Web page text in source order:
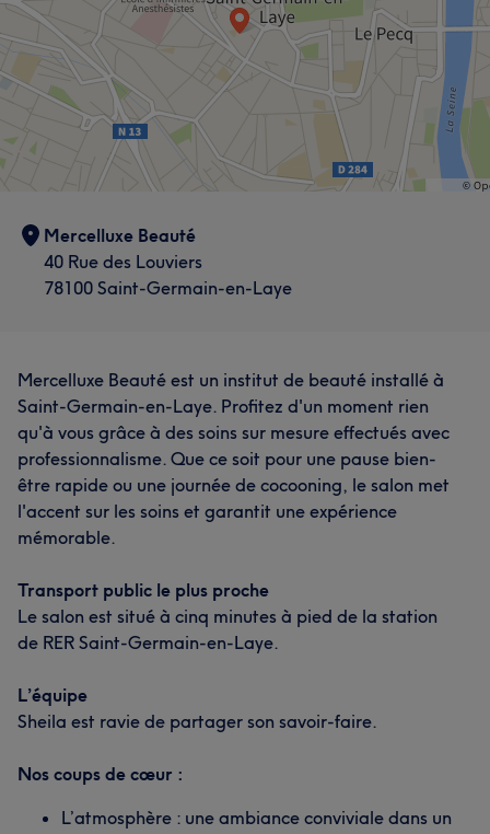
Mercelluxe Beauté
40 Rue des Louviers
78100 Saint-Germain-en-Laye
Mercelluxe Beauté est un institut de beauté installé à
Saint-Germain-en-Laye. Profitez d'un moment rien
qu'à vous grâce à des soins sur mesure effectués avec
professionnalisme. Que ce soit pour une pause bien-
être rapide ou une journée de cocooning, le salon met
l'accent sur les soins et garantit une expérience
mémorable.
Transport public le plus proche
Le salon est situé à cinq minutes à pied de la station
de RER Saint-Germain-en-Laye.
L’équipe
Sheila est ravie de partager son savoir-faire.
Nos coups de cœur :
L’atmosphère : une ambiance conviviale dans un